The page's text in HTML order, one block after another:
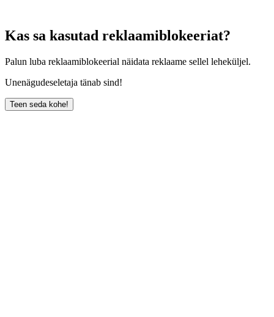
Kas sa kasutad reklaamiblokeeriat?
Palun luba reklaamiblokeerial näidata reklaame sellel leheküljel.
Unenägudeseletaja tänab sind!
Teen seda kohe!